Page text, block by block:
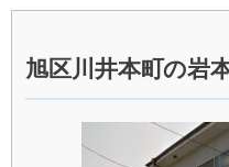
旭区川井本町の岩